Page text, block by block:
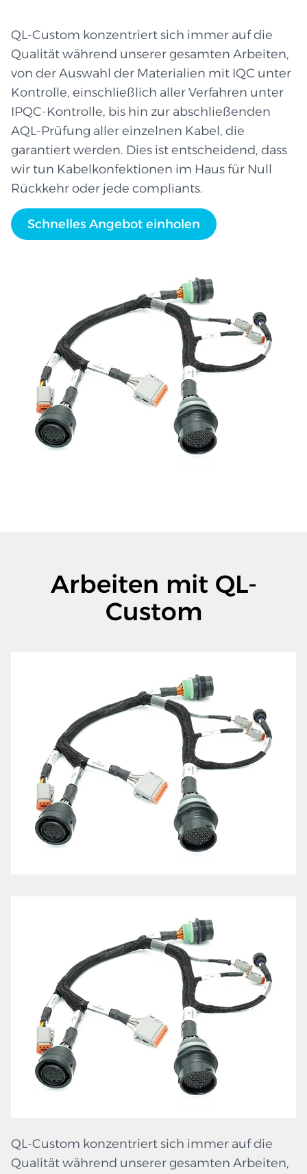
QL-Custom konzentriert sich immer auf die
Qualität während unserer gesamten Arbeiten,
von der Auswahl der Materialien mit IQC unter
Kontrolle, einschließlich aller Verfahren unter
IPQC-Kontrolle, bis hin zur abschließenden
AQL-Prüfung aller einzelnen Kabel, die
garantiert werden. Dies ist entscheidend, dass
wir tun Kabelkonfektionen im Haus für Null
Rückkehr oder jede compliants.
Schnelles Angebot einholen
Arbeiten mit QL-
Custom
QL-Custom konzentriert sich immer auf die
Qualität während unserer gesamten Arbeiten,